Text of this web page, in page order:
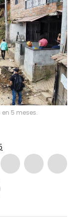
5 meses.